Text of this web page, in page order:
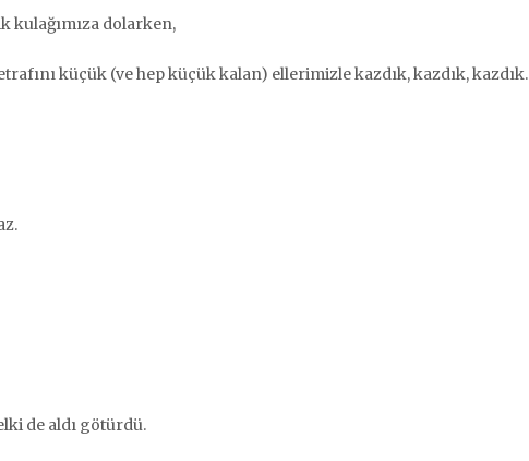
kulağımıza dolarken,
küçük (ve hep küçük kalan) ellerimizle kazdık, kazdık, kazdık.
de aldı götürdü.